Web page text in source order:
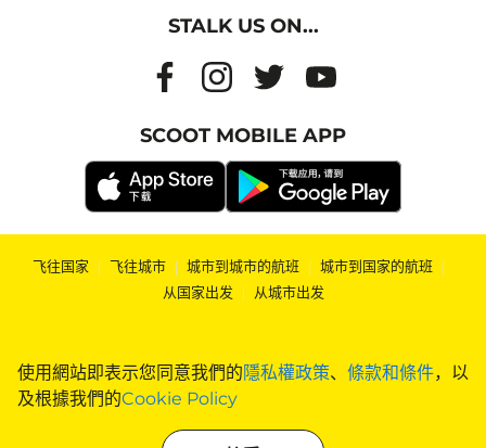
使用網站即表示您同意我們的隱私權政策、 條款和條件，以
及根據我們的Cookie Policy
STALK US ON...
SCOOT MOBILE APP
飞往国家 | 飞往城市 | 城市到城市的航班 | 城市到国家的航班 |
从国家出发 | 从城市出发